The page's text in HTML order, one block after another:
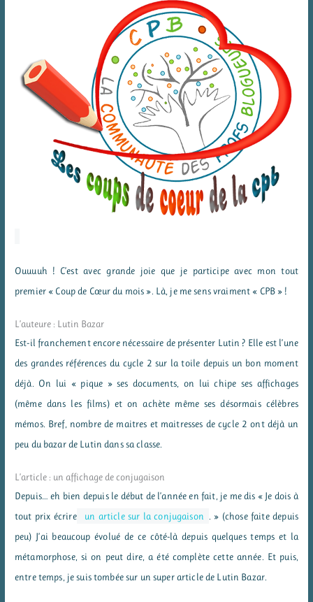
Ouuuuh ! C’est avec grande joie que je participe avec mon tout
premier « Coup de Cœur du mois ». Là, je me sens vraiment « CPB » !
L’auteure : Lutin Bazar
Est-il franchement encore nécessaire de présenter Lutin ? Elle est l’une
des grandes références du cycle 2 sur la toile depuis un bon moment
déjà. On lui « pique » ses documents, on lui chipe ses affichages
(même dans les films) et on achète même ses désormais célèbres
mémos. Bref, nombre de maitres et maitresses de cycle 2 ont déjà un
peu du bazar de Lutin dans sa classe.
L’article : un affichage de conjugaison
Depuis… eh bien depuis le début de l’année en fait, je me dis « Je dois à
tout prix écrire
un article sur la conjugaison . » (chose faite depuis
peu) J’ai beaucoup évolué de ce côté-là depuis quelques temps et la
métamorphose, si on peut dire, a été complète cette année. Et puis,
entre temps, je suis tombée sur un super article de Lutin Bazar.